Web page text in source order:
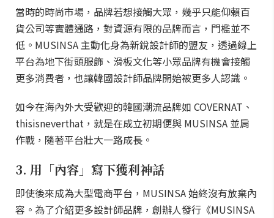
當時的時尚市場，品牌若想接觸大眾，幾乎只能仰賴百
貨公司等實體通路，對資源有限的品牌而言，門檻並不
低。MUSINSA 主動化身為新銳設計師的盟友，透過線上
平台為地下街頭服飾、滑板文化等小眾品牌有機會接觸
更多消費者，也讓韓國設計師品牌開始被更多人認識。
如今在海內外大受歡迎的韓國潮流品牌如 COVERNAT、
thisisneverthat，就是在成立初期便與 MUSINSA 並肩
作戰，隨著平台壯大一路成長。
3. 用「內容」寫下獲利神話
即使後來成為大型電商平台，MUSINSA 始終沒有放棄內
容。為了介紹更多設計師品牌，創辦人發行《MUSINSA